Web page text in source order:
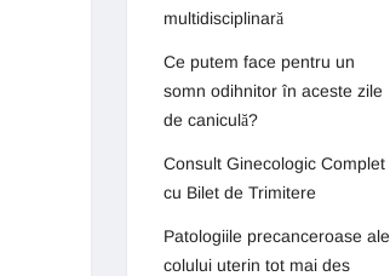
multidisciplinară
Ce putem face pentru un
somn odihnitor în aceste zile
de caniculă?
Consult Ginecologic Complet
cu Bilet de Trimitere
Patologiile precanceroase ale
colului uterin tot mai des